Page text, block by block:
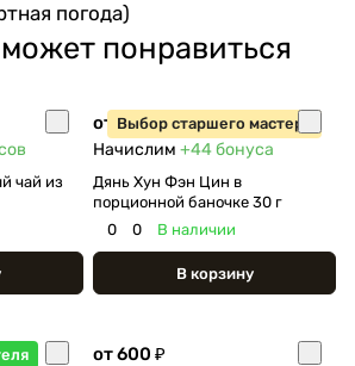
погода)
понравиться
чай из
Выбор старшего мастера
от 890 ₽
Начислим +44бонуса
Дянь Хун Фэн Цин в
порционной баночке 30 г
0
0 В наличии
В корзину
от 600 ₽